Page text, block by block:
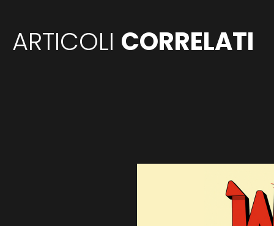
ARTICOLI CORRELATI